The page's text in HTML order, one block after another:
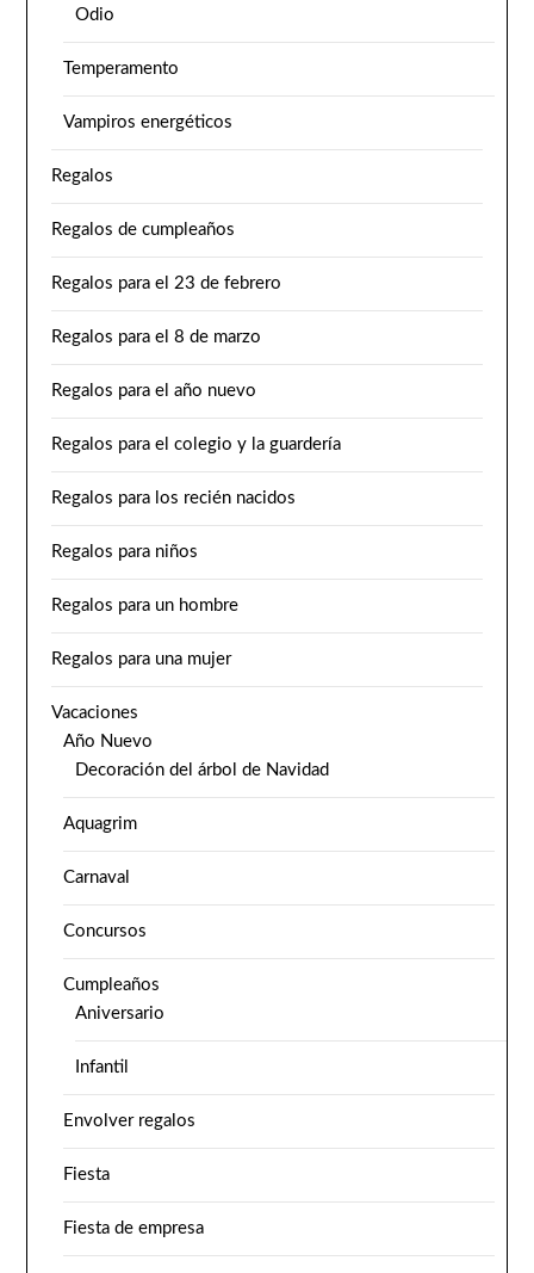
Odio
Temperamento
Vampiros energéticos
Regalos
Regalos de cumpleaños
Regalos para el 23 de febrero
Regalos para el 8 de marzo
Regalos para el año nuevo
Regalos para el colegio y la guardería
Regalos para los recién nacidos
Regalos para niños
Regalos para un hombre
Regalos para una mujer
Vacaciones
Año Nuevo
Decoración del árbol de Navidad
Aquagrim
Carnaval
Concursos
Cumpleaños
Aniversario
Infantil
Envolver regalos
Fiesta
Fiesta de empresa